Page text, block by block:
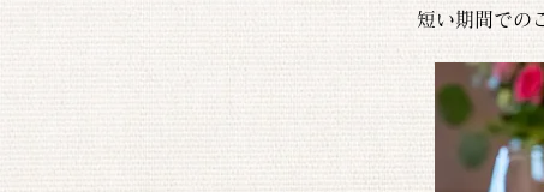
短い期間での